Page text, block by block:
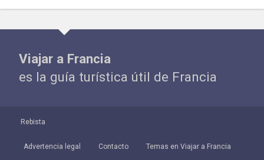
Viajar a Francia
es la guía turística útil de Francia
Rebista
Advertencia legal Contacto Temas en Viajar a Francia